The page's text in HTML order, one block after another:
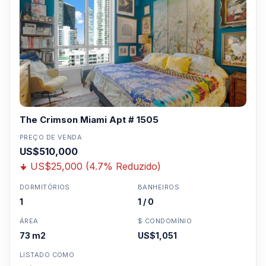
cobertura com jacuzzi
Moradias no rés-do-chão
Clique aqui para mandar um emailou
WhatsApp um corretor em Miami +1 305 540
5744
Para Vendas ligar no telefone no Brasil SP 11-
3957-0613
The Crimson Miami Apt # 1505
PREÇO DE VENDA
US$510,000
US$25,000 (4.7% Reduzido)
DORMITÓRIOS
1
BANHEIROS
1 / 0
ÁREA
73 m2
$ CONDOMÍNIO
US$1,051
LISTADO COMO